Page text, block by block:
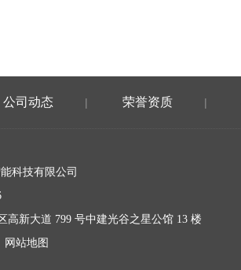
公司动态 | 荣誉资质 |
科技有限公司
高新大道 799 号中建光谷之星公馆 13 楼
网站地图